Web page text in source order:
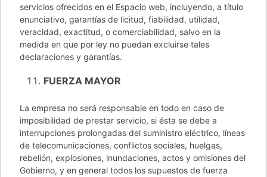
servicios ofrecidos en el Espacio web, incluyendo, a título
enunciativo, garantías de licitud, fiabilidad, utilidad,
veracidad, exactitud, o comerciabilidad, salvo en la
medida en que por ley no puedan excluirse tales
declaraciones y garantías.
FUERZA MAYOR
La empresa no será responsable en todo en caso de
imposibilidad de prestar servicio, si ésta se debe a
interrupciones prolongadas del suministro eléctrico, líneas
de telecomunicaciones, conflictos sociales, huelgas,
rebelión, explosiones, inundaciones, actos y omisiones del
Gobierno, y en general todos los supuestos de fuerza